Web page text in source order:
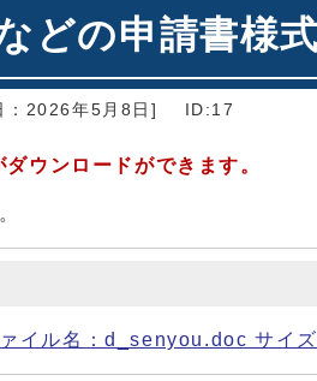
どの申請書様
：2026年5月8日] ID:17
ウンロードができます。
イル名：d_senyou.doc サイ